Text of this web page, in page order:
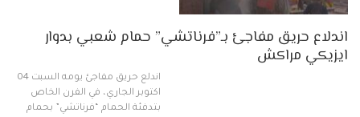
اندلاع حريق مفاجئ بـ”فرناتشي” حمام شعبي بدوار
ايزيكي مراكش
اندلع حريق مفاجئ يومه السبت 04
اكتوبر الجاري، في الفرن الخاص
بتدفئة الحمام “فرناتشي” بحمام